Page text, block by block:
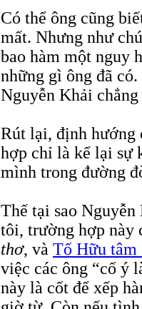
Có thể ông cũng
mất. Nhưng như
bao hàm một nguy
những gì ông đã
Nguyễn Khải
Rút lại, định hướng
hợp chỉ là kể lại sự
mình trong đường
Thế tại sao
tôi, trường hợp này
thơ, và Tố Hữu tâm
việc các ông “cố ý
này là cốt để xếp